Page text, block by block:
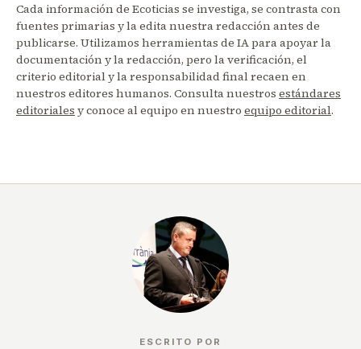
Cada información de Ecoticias se investiga, se contrasta con
fuentes primarias y la edita nuestra redacción antes de
publicarse. Utilizamos herramientas de IA para apoyar la
documentación y la redacción, pero la verificación, el
criterio editorial y la responsabilidad final recaen en
nuestros editores humanos. Consulta nuestros estándares
editoriales y conoce al equipo en nuestro equipo editorial.
ESCRITO POR